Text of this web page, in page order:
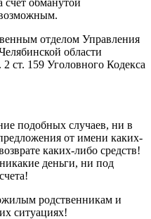
возможным.
отделом Управления
области
ст. 159 Уголовного Кодекса
подобных случаев, ни в
от имени каких-
каких-либо средств!
деньги, ни под
родственникам и
ситуациях!